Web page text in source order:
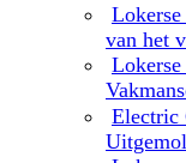
van het
Lokerse